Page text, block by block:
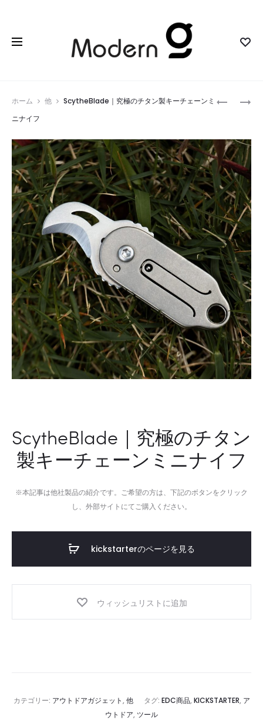
1.33X
S35
AF
LENS
｜
シ
ネ
マ
テ
ィ
ッ
ク
な
映
像
美
入
る
角
HONEYES
マ
ー
ト
フ
ォ
ト
フ
レ
ー
ム
＆
ス
ピ
ー
カ
ー
の
ホーム 他
ScytheBlade｜究極のチタン製キーチェーンミ
ニナイフ
ScytheBlade｜究極のチタン
製キーチェーンミニナイフ
※本記事は他社製品の紹介です。ご希望の方は、下記のボタンをクリック
し、外部サイトにてご購入ください。
kickstarterのページを見る
ウィッシュリストに追加
カテゴリー: アウトドアガジェット, 他 タグ: EDC商品, KICKSTARTER, ア
ウトドア, ツール